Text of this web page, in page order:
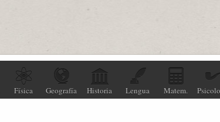
Física Geografía Historia Lengua Matem.